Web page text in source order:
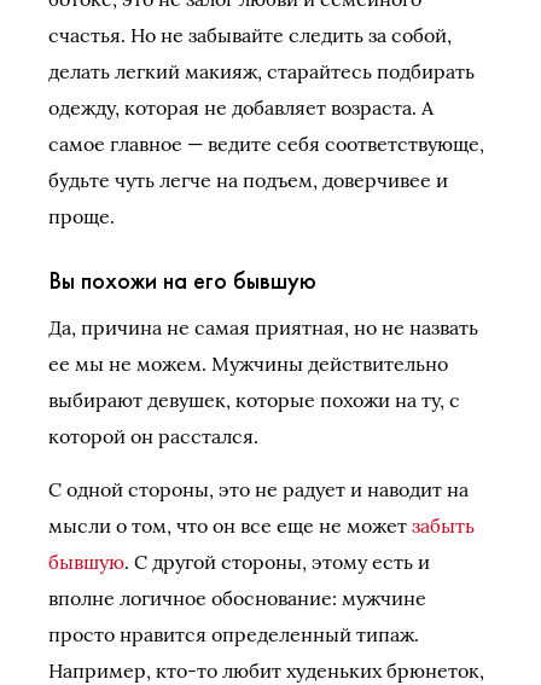
счастья. Но не забывайте следить за собой,
делать легкий макияж, старайтесь подбирать
одежду, которая не добавляет возраста. А
самое главное — ведите себя соответствующе,
будьте чуть легче на подъем, доверчивее и
проще.
Вы похожи на его бывшую
Да, причина не самая приятная, но не назвать
ее мы не можем. Мужчины действительно
выбирают девушек, которые похожи на ту, с
которой он расстался.
С одной стороны, это не радует и наводит на
мысли о том, что он все еще не может забыть
бывшую. С другой стороны, этому есть и
вполне логичное обоснование: мужчине
просто нравится определенный типаж.
Например, кто-то любит худеньких брюнеток,